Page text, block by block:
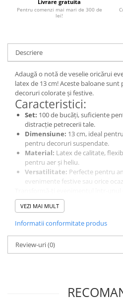
Livrare gratuita
Pentru comenzi mai mari de 300 de
lei!
Descriere
Adaugă o notă de veselie oricărui
latex de 13 cm! Aceste baloane
decoruri colorate și festive.
Caracteristici:
Set: 100 de bucăți, suficiente
distracție petrecerii tale.
Dimensiune: 13 cm, ideal
pentru decoruri suspendate.
Material: Latex de calitate,
pentru aer și heliu.
Versatilitate: Perfecte pentru
evenimente festive sau orice
baloane latex, care vor aduce
VEZI MAI MULT
Informatii conformitate produs
Review-uri(0)